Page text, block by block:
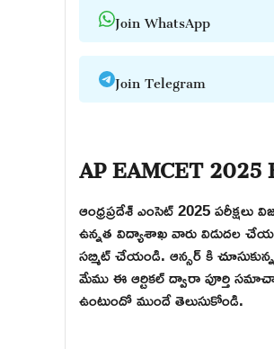
Join WhatsApp
Join Telegram
AP EAMCET 2025
ఆంధ్రప్రదేశ్ ఎంసెట్ 2025
ఉన్నత విద్యాశాఖ వారు విడుదల
సబ్మిట్ చేయండి. ఆన్సర్ కి
మేము ఈ ఆర్టికల్ ద్వారా పూర్తి
ఉంటుందో ముందే తెలుసుకోండి.